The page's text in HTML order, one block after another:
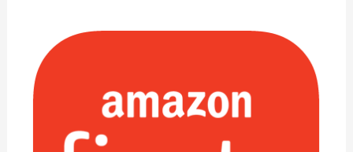
Loghi
Dinamici
per